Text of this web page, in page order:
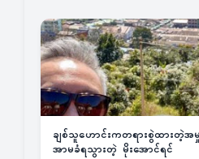
ချစ်သူဟောင်းကတရားစွဲထားတဲ့
အာမခံရသွားတဲ့ မိုးအောင်ရင်